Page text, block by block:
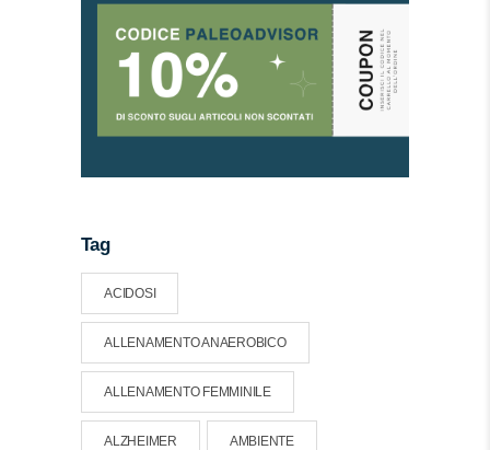
Tag
ACIDOSI
ALLENAMENTO ANAEROBICO
ALLENAMENTO FEMMINILE
ALZHEIMER AMBIENTE